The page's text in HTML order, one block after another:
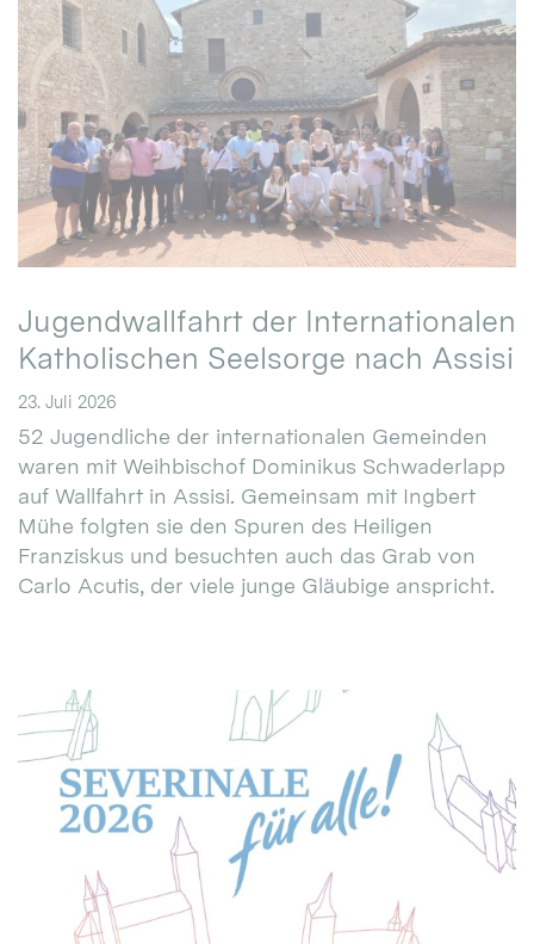
Jugendwallfahrt der Internationalen
Katholischen Seelsorge nach Assisi
23. Juli 2026
52 Jugendliche der internationalen Gemeinden
waren mit Weihbischof Dominikus Schwaderlapp
auf Wallfahrt in Assisi. Gemeinsam mit Ingbert
Mühe folgten sie den Spuren des Heiligen
Franziskus und besuchten auch das Grab von
Carlo Acutis, der viele junge Gläubige anspricht.